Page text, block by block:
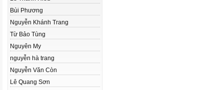
Bùi Phương
Nguyễn Khánh Trang
Từ Bảo Tùng
Nguyên My
nguyễn hà trang
Nguyễn Văn Còn
Lê Quang Sơn